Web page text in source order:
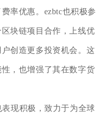
率优惠。ezbtc也积极参
块链项目合作，上线优
创造更多投资机会。这
，也增强了其在数字货
现积极，致力于为全球